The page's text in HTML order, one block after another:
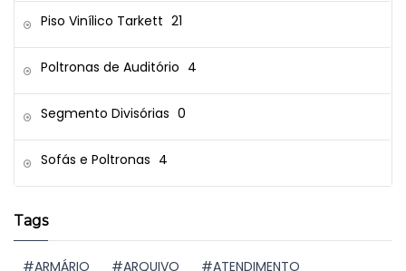
Piso Vinílico Tarkett 21
Poltronas de Auditório 4
Segmento Divisórias 0
Sofás e Poltronas 4
Tags
ARMÁRIO ARQUIVO ATENDIMENTO